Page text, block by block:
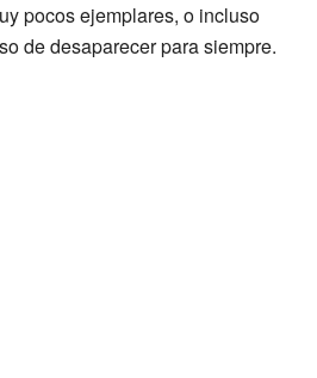
pocos ejemplares, o incluso
de desaparecer para siempre.